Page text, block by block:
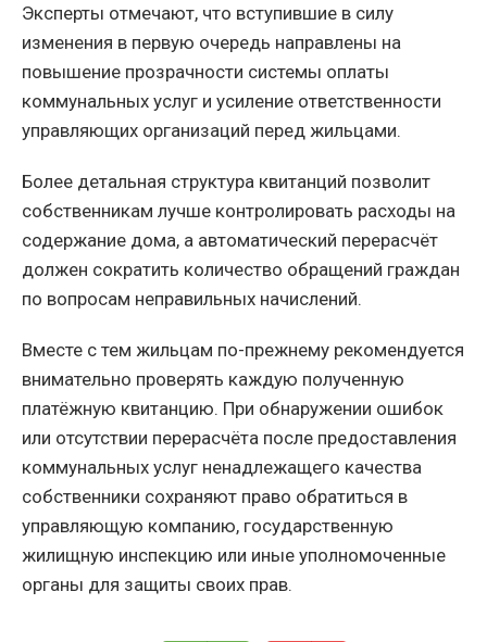
Эксперты отмечают, что вступившие в силу
изменения в первую очередь направлены на
повышение прозрачности системы оплаты
коммунальных услуг и усиление ответственности
управляющих организаций перед жильцами.
Более детальная структура квитанций позволит
собственникам лучше контролировать расходы на
содержание дома, а автоматический перерасчёт
должен сократить количество обращений граждан
по вопросам неправильных начислений.
Вместе с тем жильцам по-прежнему рекомендуется
внимательно проверять каждую полученную
платёжную квитанцию. При обнаружении ошибок
или отсутствии перерасчёта после предоставления
коммунальных услуг ненадлежащего качества
собственники сохраняют право обратиться в
управляющую компанию, государственную
жилищную инспекцию или иные уполномоченные
органы для защиты своих прав.